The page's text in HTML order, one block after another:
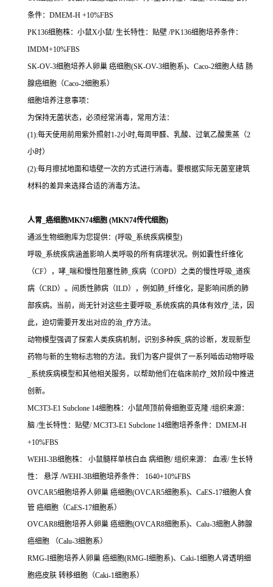
条件：DMEM-H +10%FBS
PK136细胞株：小鼠X小鼠/ 生长特性：贴壁 /PK136细胞培养条件：
IMDM+10%FBS
SK-OV-3细胞培养人卵巢 癌细胞(SK-OV-3细胞系)、Caco-2细胞人结 肠
腺癌细胞（Caco-2细胞系）
细胞培养注意事项：
为保持无菌状态，必须经常消毒，常用方法：
(1):每天使用前用紫外照射1-2小时,每周甲醛、乳酸、过氧乙酸熏蒸（2
小时）
(2):每月擦拭地面和墙壁一次的方式进行消毒。要根据实际无菌室建筑
材料的差异来选择合适的消毒方法。
人胃_癌细胞MKN74细胞 (MKN74传代细胞)
通派生物细胞库为您提供：(呼吸_系统疾病模型)
呼吸_系统疾病涵盖影响人类呼吸的所有病理状况。例如囊性纤维化
（CF），哮_喘和慢性阻塞性肺_疾病（COPD）之类的慢性呼吸_道疾
病（CRD）。间质性肺病（ILD），例如肺_纤维化，是影响间质的肺
部疾病。当前，尚无针对这些主要呼吸_系统疾病的具体有效疗_法，因
此，迫切需要开发出对应的治_疗方法。
动物模型强调了探索人类疾病机制，识别多种疾_病的诊断，发现新型
药物与新的生物标志物的方法。我们为客户提供了一系列啮齿动物呼吸
_系统疾病模型和其他相关服务，以帮助他们在临床前疗_效阶段中推进
创新。
MC3T3-E1 Subclone 14细胞株：小鼠颅顶前骨细胞亚克隆 /组织来源：
脑 /生长特性：贴壁/ MC3T3-E1 Subclone 14细胞培养条件：DMEM-H
+10%FBS
WEHI-3B细胞株： 小鼠髓样单核白血 病细胞/ 组织来源： 血液/ 生长特
性： 悬浮 /WEHI-3B细胞培养条件： 1640+10%FBS
OVCAR5细胞培养人卵巢 癌细胞(OVCAR5细胞系)、CaES-17细胞人食
管 癌细胞（CaES-17细胞系）
OVCAR8细胞培养人卵巢 癌细胞(OVCAR8细胞系)、Calu-3细胞人肺腺
癌细胞 （Calu-3细胞系）
RMG-I细胞培养人卵巢 癌细胞(RMG-I细胞系)、Caki-1细胞人肾透明细
胞癌皮肤 转移细胞（Caki-1细胞系）